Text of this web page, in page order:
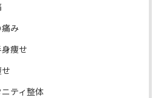
み
痩せ
ティ整体